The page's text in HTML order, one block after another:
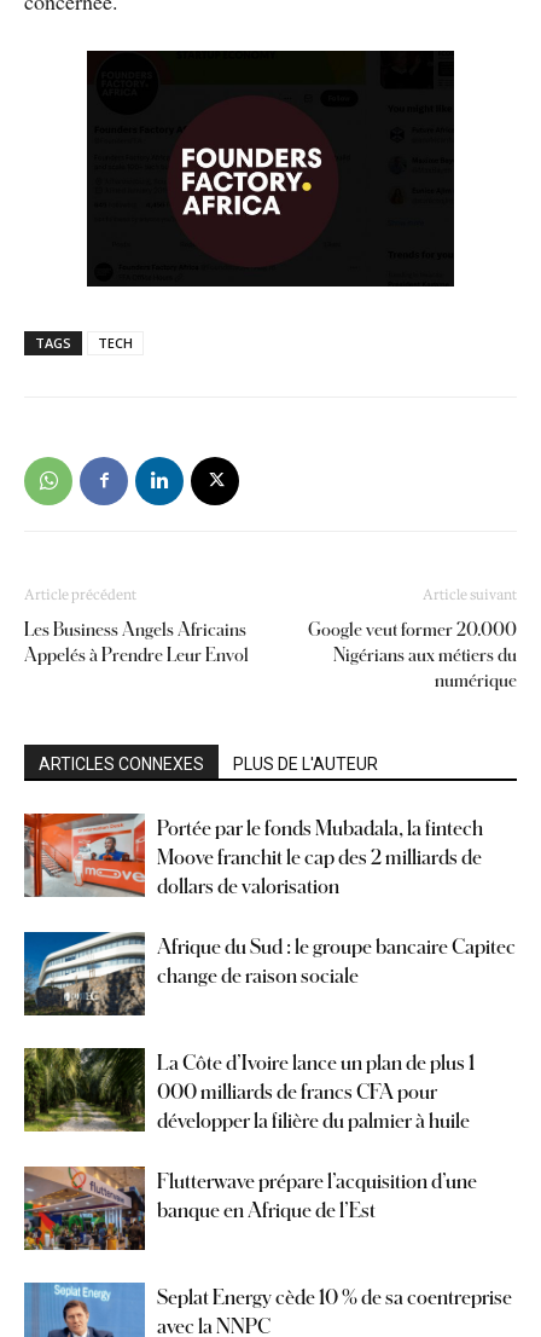
TAGS TECH
Article précédent
Les Business Angels Africains
Appelés à Prendre Leur Envol
Article suivant
Google veut former 20.000
Nigérians aux métiers du
numérique
ARTICLES CONNEXES PLUS DE L'AUTEUR
Portée par le fonds Mubadala, la fintech
Moove franchit le cap des 2 milliards de
dollars de valorisation
Afrique du Sud : le groupe bancaire Capitec
change de raison sociale
La Côte d’Ivoire lance un plan de plus 1
000 milliards de francs CFA pour
développer la filière du palmier à huile
Flutterwave prépare l’acquisition d’une
banque en Afrique de l’Est
Seplat Energy cède 10 % de sa coentreprise
avec la NNPC